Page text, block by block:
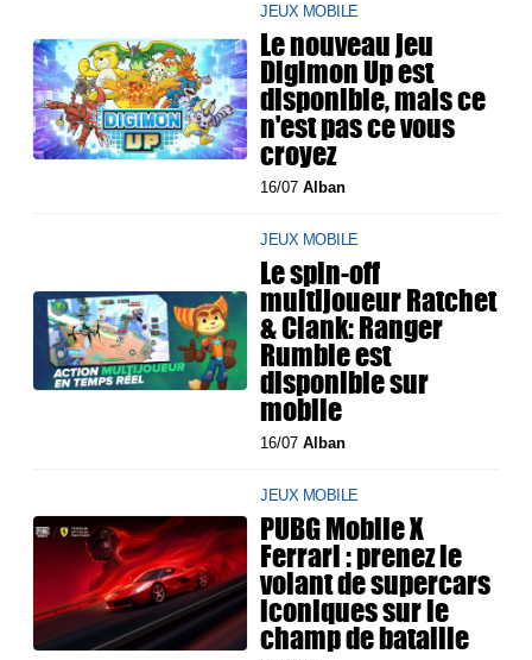
JEUX MOBILE
Le nouveau jeu
Digimon Up est
disponible, mais ce
n'est pas ce vous
croyez
16/07Alban
JEUX MOBILE
Le spin-off
multijoueur Ratchet
& Clank: Ranger
Rumble est
disponible sur
mobile
16/07Alban
JEUX MOBILE
PUBG Mobile X
Ferrari : prenez le
volant de supercars
iconiques sur le
champ de bataille